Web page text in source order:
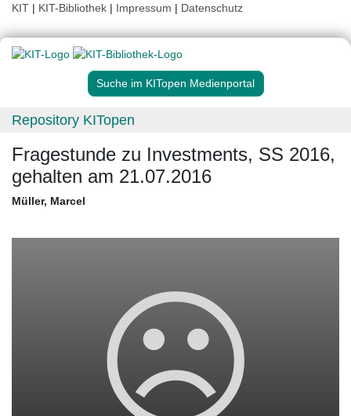
KIT | KIT-Bibliothek | Impressum | Datenschutz
Suche im KITopen Medienportal
Repository KITopen
Fragestunde zu Investments, SS 2016,
gehalten am 21.07.2016
Müller, Marcel